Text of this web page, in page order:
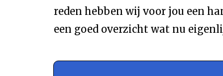
reden hebben wij voor jou een
een goed overzicht wat nu